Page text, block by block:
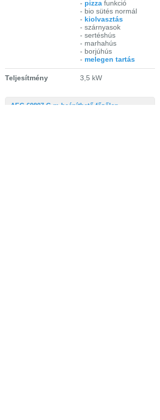
- pizza funkció
- bio sütés normál
- kiolvasztás
- szárnyasok
- sertéshús
- marhahús
- borjúhús
- melegen tartás
Teljesítmény 3,5 kW
AEG 69807 G-m beépíthető főzőlap